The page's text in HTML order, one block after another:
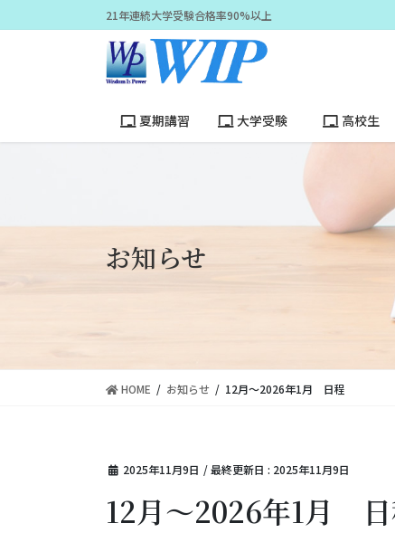
ン
移
ビ
ン
21年連続大学受験合格率90%以上
夏期講習 大学受験 高校生
お知らせ
HOME お知らせ 12月～2026年1月 日程
2025年11月9日 / 最終更新日 : 2025年11月9日
12月～2026年1月